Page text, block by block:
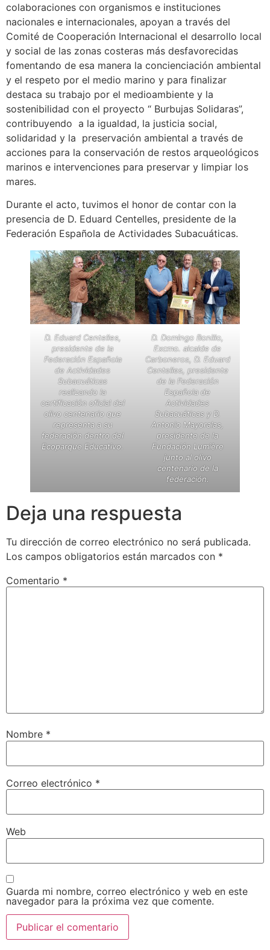
colaboraciones con organismos e instituciones
nacionales e internacionales, apoyan a través del
Comité de Cooperación Internacional el desarrollo local
y social de las zonas costeras más desfavorecidas
fomentando de esa manera la concienciación ambiental
y el respeto por el medio marino y para finalizar
destaca su trabajo por el medioambiente y la
sostenibilidad con el proyecto “ Burbujas Solidaras”,
contribuyendo a la igualdad, la justicia social,
solidaridad y la preservación ambiental a través de
acciones para la conservación de restos arqueológicos
marinos e intervenciones para preservar y limpiar los
mares.
Durante el acto, tuvimos el honor de contar con la
presencia de D. Eduard Centelles, presidente de la
Federación Española de Actividades Subacuáticas.
D. Eduard Centelles,
presidente de la
Federación Española
de Actividades
Subacuáticas
realizando la
certificación oficial del
olivo centenario que
representa a su
federación dentro del
Ecoparque Educativo.
D. Domingo Bonillo,
Excmo. alcalde de
Carboneros, D. Eduard
Centelles, presidente
de la Federación
Española de
Actividades
Subacuáticas y D.
Antonio Mayoralas,
presidente de la
Fundación Lumière
junto al olivo
centenario de la
federación.
Deja una respuesta
Tu dirección de correo electrónico no será publicada.
Los campos obligatorios están marcados con *
Comentario *
Nombre *
Correo electrónico *
Web
Guarda mi nombre, correo electrónico y web en este
navegador para la próxima vez que comente.